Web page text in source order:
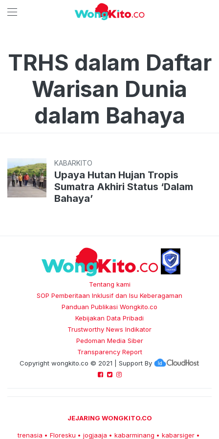
TRHS dalam Daftar
Warisan Dunia
dalam Bahaya
KABARKITO
Upaya Hutan Hujan Tropis
Sumatra Akhiri Status ‘Dalam
Bahaya’
Tentang kami
SOP Pemberitaan Inklusif dan Isu Keberagaman
Panduan Publikasi Wongkito.co
Kebijakan Data Pribadi
Trustworthy News Indikator
Pedoman Media Siber
Transparency Report
Copyright wongkito.co © 2021 | Support By
JEJARING WONGKITO.CO
trenasia • Floresku • jogjaaja • kabarminang • kabarsiger •